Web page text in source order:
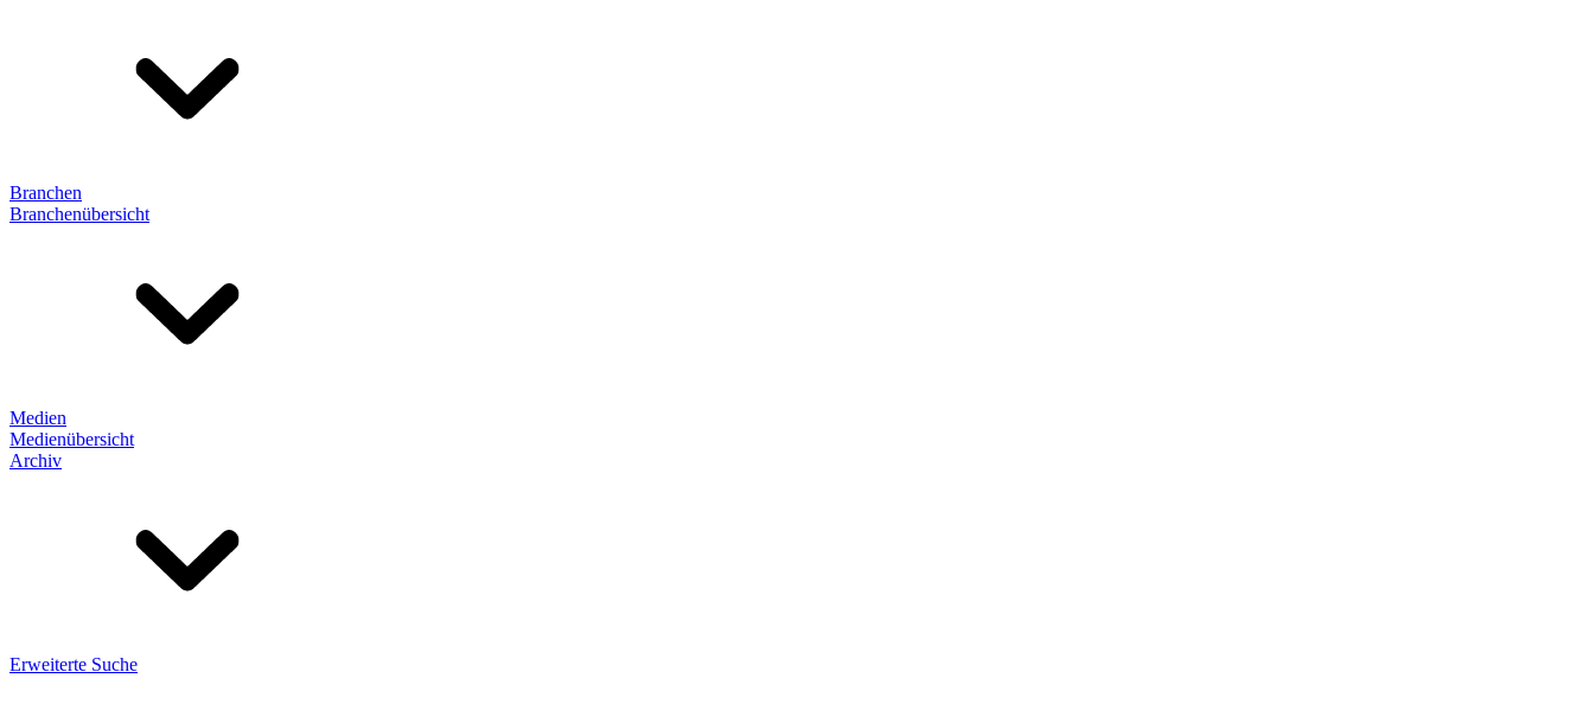
Branchen
Branchenübersicht
Medien
Medienübersicht
Archiv
Erweiterte Suche